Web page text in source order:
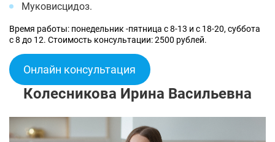
Муковисцидоз.
Время работы: понедельник -пятница с 8-13 и с 18-20, суббота
с 8 до 12. Стоимость консультации: 2500 рублей.
Онлайн консультация
Колесникова Ирина Васильевна